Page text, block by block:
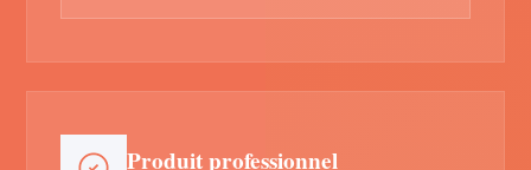
Produit professionnel